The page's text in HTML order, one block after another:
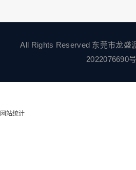
All Rights Reserved 东莞市龙盛
2022076690
网站统计